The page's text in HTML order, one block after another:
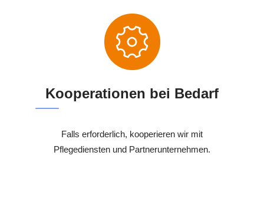
Kooperationen bei Bedarf
Falls erforderlich, kooperieren wir mit
Pflegediensten und Partnerunternehmen.